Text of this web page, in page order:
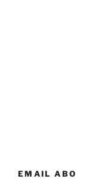
EMAIL ABO